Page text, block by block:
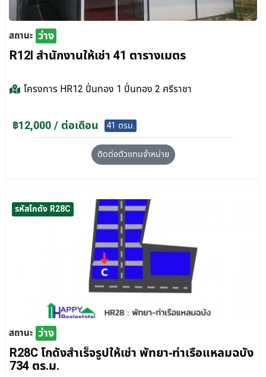
สถานะ ว่าง
R12I สำนักงานให้เช่า 41 ตารางเมตร
โครงการ HR12 ปิ่นทอง 1 ปิ่นทอง 2 ศรีราชา
฿12,000 / ต่อเดือน 41 ตรม.
ติดต่อตัวแทนจำหน่าย
รหัสโกดัง R28C
สถานะ ว่าง
R28C โกดังสำเร็จรูปให้เช่า พัทยา-ท่าเรือแหลมฉบัง
734 ตร.ม.